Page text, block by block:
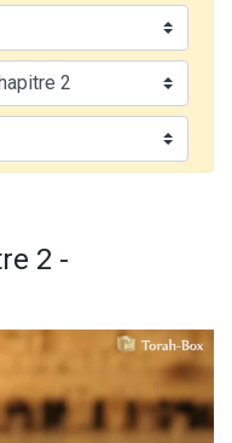
un don pour Sauvez la jambe de Yohan
étudier en groupe sur Zoom
dans Torah-Box Music
29 personnes viennent de demander une bénédiction
2 -